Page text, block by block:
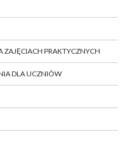
ZAJĘCIACH PRAKTYCZNYCH
DLA UCZNIÓW